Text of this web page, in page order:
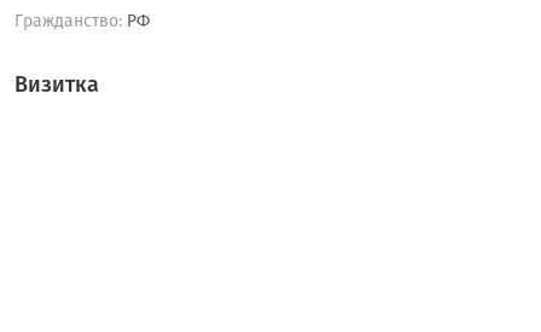
Гражданство: РФ
Визитка